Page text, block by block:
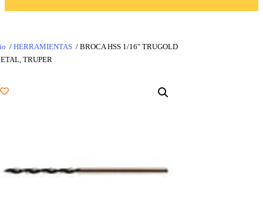
/ HERRAMIENTAS / BROCA HSS 1/16″ TRUGOLD
TRUPER